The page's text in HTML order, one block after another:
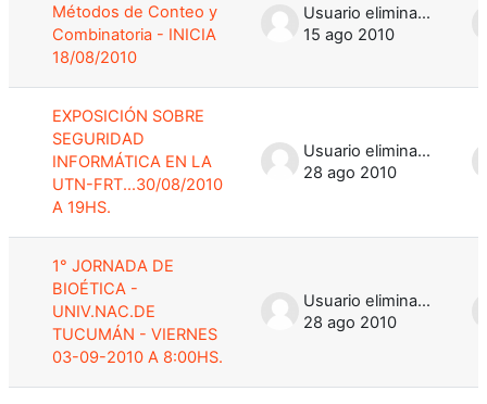
Métodos de Conteo y
Combinatoria - INICIA
18/08/2010
Usuario eliminado
15 ago 2010
EXPOSICIÓN SOBRE
SEGURIDAD
INFORMÁTICA EN LA
UTN-FRT...30/08/2010
A 19HS.
Usuario eliminado
28 ago 2010
1° JORNADA DE
BIOÉTICA -
UNIV.NAC.DE
TUCUMÁN - VIERNES
03-09-2010 A 8:00HS.
Usuario eliminado
28 ago 2010